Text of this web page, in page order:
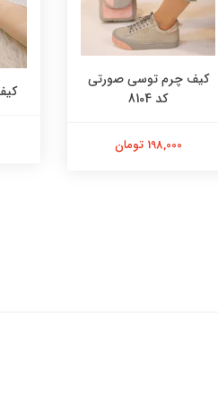
کیف چرم توسی صورتی
کد 8104
198,000 تومان